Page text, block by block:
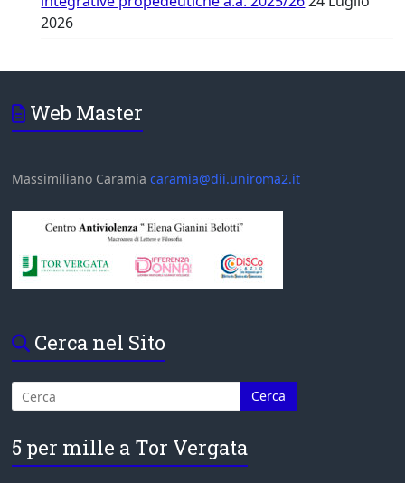
2026
Web Master
Massimiliano Caramiacaramia@dii.uniroma2.it
Cerca nel Sito
5 per mille a Tor Vergata